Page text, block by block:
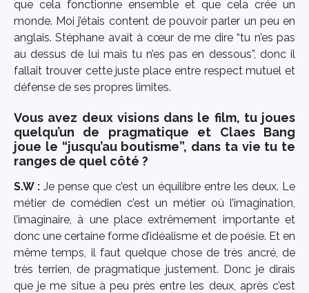
que cela fonctionne ensemble et que cela crée un
monde. Moi j’étais content de pouvoir parler un peu en
anglais. Stéphane avait à cœur de me dire “tu n’es pas
au dessus de lui mais tu n’es pas en dessous”, donc il
fallait trouver cette juste place entre respect mutuel et
défense de ses propres limites.
Vous avez deux visions dans le film, tu joues
quelqu’un de pragmatique et Claes Bang
joue le “jusqu’au boutisme”, dans ta vie tu te
ranges de quel côté ?
S.W : Je pense que c’est un équilibre entre les deux. Le
métier de comédien c’est un métier où l’imagination,
l’imaginaire, à une place extrêmement importante et
donc une certaine forme d’idéalisme et de poésie. Et en
même temps, il faut quelque chose de très ancré, de
très terrien, de pragmatique justement. Donc je dirais
que je me situe à peu près entre les deux, après c’est